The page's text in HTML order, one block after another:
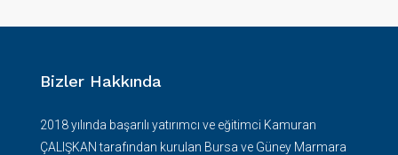
Bizler Hakkında
2018 yılında başarılı yatırımcı ve eğitimci Kamuran
ÇALIŞKAN tarafından kurulan Bursa ve Güney Marmara